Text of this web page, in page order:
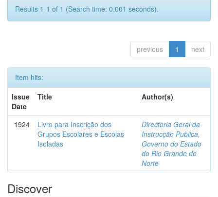
Results 1-1 of 1 (Search time: 0.001 seconds).
previous 1 next
Item hits:
Issue
Date
Title Author(s)
1924
Livro para Inscrição dos
Grupos Escolares e Escolas
Isoladas
Directoria Geral da
Instrucção Publica,
Governo do Estado
do Rio Grande do
Norte
Discover